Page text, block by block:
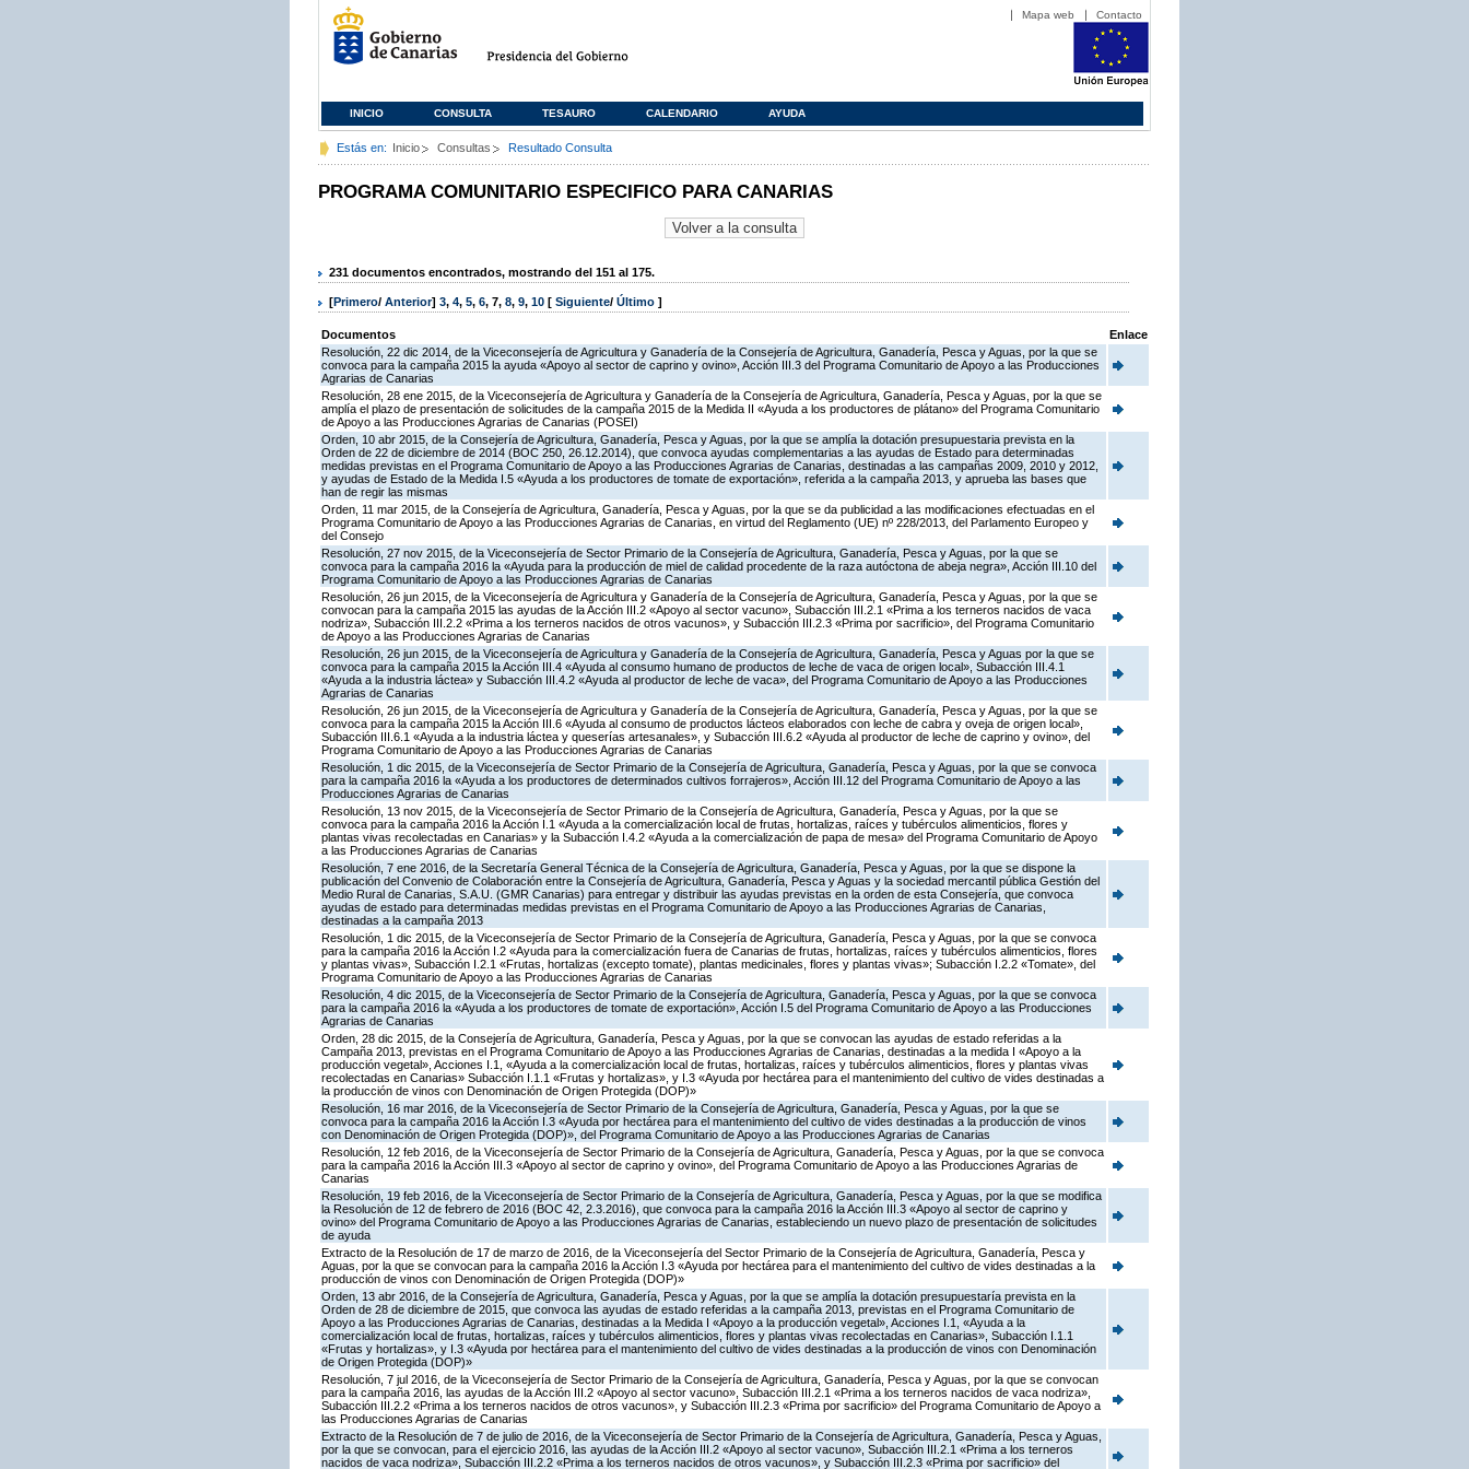
Mapa web Contacto
INICIO CONSULTA TESAURO CALENDARIO AYUDA
Estás en: Inicio Consultas Resultado Consulta
PROGRAMA COMUNITARIO ESPECIFICO PARA CANARIAS
231 documentos encontrados, mostrando del 151 al 175.
[Primero/ Anterior] 3, 4, 5, 6, 7, 8, 9, 10 [ Siguiente/ Último ]
Documentos
Enlace
Resolución, 22 dic 2014, de la Viceconsejería de Agricultura y Ganadería de la Consejería de Agricultura, Ganadería, Pesca y Aguas, por la que se
convoca para la campaña 2015 la ayuda «Apoyo al sector de caprino y ovino», Acción III.3 del Programa Comunitario de Apoyo a las Producciones
Agrarias de Canarias
Resolución, 28 ene 2015, de la Viceconsejería de Agricultura y Ganadería de la Consejería de Agricultura, Ganadería, Pesca y Aguas, por la que se
amplía el plazo de presentación de solicitudes de la campaña 2015 de la Medida II «Ayuda a los productores de plátano» del Programa Comunitario
de Apoyo a las Producciones Agrarias de Canarias (POSEI)
Orden, 10 abr 2015, de la Consejería de Agricultura, Ganadería, Pesca y Aguas, por la que se amplía la dotación presupuestaria prevista en la
Orden de 22 de diciembre de 2014 (BOC 250, 26.12.2014), que convoca ayudas complementarias a las ayudas de Estado para determinadas
medidas previstas en el Programa Comunitario de Apoyo a las Producciones Agrarias de Canarias, destinadas a las campañas 2009, 2010 y 2012,
y ayudas de Estado de la Medida I.5 «Ayuda a los productores de tomate de exportación», referida a la campaña 2013, y aprueba las bases que
han de regir las mismas
Orden, 11 mar 2015, de la Consejería de Agricultura, Ganadería, Pesca y Aguas, por la que se da publicidad a las modificaciones efectuadas en el
Programa Comunitario de Apoyo a las Producciones Agrarias de Canarias, en virtud del Reglamento (UE) nº 228/2013, del Parlamento Europeo y
del Consejo
Resolución, 27 nov 2015, de la Viceconsejería de Sector Primario de la Consejería de Agricultura, Ganadería, Pesca y Aguas, por la que se
convoca para la campaña 2016 la «Ayuda para la producción de miel de calidad procedente de la raza autóctona de abeja negra», Acción III.10 del
Programa Comunitario de Apoyo a las Producciones Agrarias de Canarias
Resolución, 26 jun 2015, de la Viceconsejería de Agricultura y Ganadería de la Consejería de Agricultura, Ganadería, Pesca y Aguas, por la que se
convocan para la campaña 2015 las ayudas de la Acción III.2 «Apoyo al sector vacuno», Subacción III.2.1 «Prima a los terneros nacidos de vaca
nodriza», Subacción III.2.2 «Prima a los terneros nacidos de otros vacunos», y Subacción III.2.3 «Prima por sacrificio», del Programa Comunitario
de Apoyo a las Producciones Agrarias de Canarias
Resolución, 26 jun 2015, de la Viceconsejería de Agricultura y Ganadería de la Consejería de Agricultura, Ganadería, Pesca y Aguas por la que se
convoca para la campaña 2015 la Acción III.4 «Ayuda al consumo humano de productos de leche de vaca de origen local», Subacción III.4.1
«Ayuda a la industria láctea» y Subacción III.4.2 «Ayuda al productor de leche de vaca», del Programa Comunitario de Apoyo a las Producciones
Agrarias de Canarias
Resolución, 26 jun 2015, de la Viceconsejería de Agricultura y Ganadería de la Consejería de Agricultura, Ganadería, Pesca y Aguas, por la que se
convoca para la campaña 2015 la Acción III.6 «Ayuda al consumo de productos lácteos elaborados con leche de cabra y oveja de origen local»,
Subacción III.6.1 «Ayuda a la industria láctea y queserías artesanales», y Subacción III.6.2 «Ayuda al productor de leche de caprino y ovino», del
Programa Comunitario de Apoyo a las Producciones Agrarias de Canarias
Resolución, 1 dic 2015, de la Viceconsejería de Sector Primario de la Consejería de Agricultura, Ganadería, Pesca y Aguas, por la que se convoca
para la campaña 2016 la «Ayuda a los productores de determinados cultivos forrajeros», Acción III.12 del Programa Comunitario de Apoyo a las
Producciones Agrarias de Canarias
Resolución, 13 nov 2015, de la Viceconsejería de Sector Primario de la Consejería de Agricultura, Ganadería, Pesca y Aguas, por la que se
convoca para la campaña 2016 la Acción I.1 «Ayuda a la comercialización local de frutas, hortalizas, raíces y tubérculos alimenticios, flores y
plantas vivas recolectadas en Canarias» y la Subacción I.4.2 «Ayuda a la comercialización de papa de mesa» del Programa Comunitario de Apoyo
a las Producciones Agrarias de Canarias
Resolución, 7 ene 2016, de la Secretaría General Técnica de la Consejería de Agricultura, Ganadería, Pesca y Aguas, por la que se dispone la
publicación del Convenio de Colaboración entre la Consejería de Agricultura, Ganadería, Pesca y Aguas y la sociedad mercantil pública Gestión del
Medio Rural de Canarias, S.A.U. (GMR Canarias) para entregar y distribuir las ayudas previstas en la orden de esta Consejería, que convoca
ayudas de estado para determinadas medidas previstas en el Programa Comunitario de Apoyo a las Producciones Agrarias de Canarias,
destinadas a la campaña 2013
Resolución, 1 dic 2015, de la Viceconsejería de Sector Primario de la Consejería de Agricultura, Ganadería, Pesca y Aguas, por la que se convoca
para la campaña 2016 la Acción I.2 «Ayuda para la comercialización fuera de Canarias de frutas, hortalizas, raíces y tubérculos alimenticios, flores
y plantas vivas», Subacción I.2.1 «Frutas, hortalizas (excepto tomate), plantas medicinales, flores y plantas vivas»; Subacción I.2.2 «Tomate», del
Programa Comunitario de Apoyo a las Producciones Agrarias de Canarias
Resolución, 4 dic 2015, de la Viceconsejería de Sector Primario de la Consejería de Agricultura, Ganadería, Pesca y Aguas, por la que se convoca
para la campaña 2016 la «Ayuda a los productores de tomate de exportación», Acción I.5 del Programa Comunitario de Apoyo a las Producciones
Agrarias de Canarias
Orden, 28 dic 2015, de la Consejería de Agricultura, Ganadería, Pesca y Aguas, por la que se convocan las ayudas de estado referidas a la
Campaña 2013, previstas en el Programa Comunitario de Apoyo a las Producciones Agrarias de Canarias, destinadas a la medida I «Apoyo a la
producción vegetal», Acciones I.1, «Ayuda a la comercialización local de frutas, hortalizas, raíces y tubérculos alimenticios, flores y plantas vivas
recolectadas en Canarias» Subacción I.1.1 «Frutas y hortalizas», y I.3 «Ayuda por hectárea para el mantenimiento del cultivo de vides destinadas a
la producción de vinos con Denominación de Origen Protegida (DOP)»
Resolución, 16 mar 2016, de la Viceconsejería de Sector Primario de la Consejería de Agricultura, Ganadería, Pesca y Aguas, por la que se
convoca para la campaña 2016 la Acción I.3 «Ayuda por hectárea para el mantenimiento del cultivo de vides destinadas a la producción de vinos
con Denominación de Origen Protegida (DOP)», del Programa Comunitario de Apoyo a las Producciones Agrarias de Canarias
Resolución, 12 feb 2016, de la Viceconsejería de Sector Primario de la Consejería de Agricultura, Ganadería, Pesca y Aguas, por la que se convoca
para la campaña 2016 la Acción III.3 «Apoyo al sector de caprino y ovino», del Programa Comunitario de Apoyo a las Producciones Agrarias de
Canarias
Resolución, 19 feb 2016, de la Viceconsejería de Sector Primario de la Consejería de Agricultura, Ganadería, Pesca y Aguas, por la que se modifica
la Resolución de 12 de febrero de 2016 (BOC 42, 2.3.2016), que convoca para la campaña 2016 la Acción III.3 «Apoyo al sector de caprino y
ovino» del Programa Comunitario de Apoyo a las Producciones Agrarias de Canarias, estableciendo un nuevo plazo de presentación de solicitudes
de ayuda
Extracto de la Resolución de 17 de marzo de 2016, de la Viceconsejería del Sector Primario de la Consejería de Agricultura, Ganadería, Pesca y
Aguas, por la que se convocan para la campaña 2016 la Acción I.3 «Ayuda por hectárea para el mantenimiento del cultivo de vides destinadas a la
producción de vinos con Denominación de Origen Protegida (DOP)»
Orden, 13 abr 2016, de la Consejería de Agricultura, Ganadería, Pesca y Aguas, por la que se amplía la dotación presupuestaría prevista en la
Orden de 28 de diciembre de 2015, que convoca las ayudas de estado referidas a la campaña 2013, previstas en el Programa Comunitario de
Apoyo a las Producciones Agrarias de Canarias, destinadas a la Medida I «Apoyo a la producción vegetal», Acciones I.1, «Ayuda a la
comercialización local de frutas, hortalizas, raíces y tubérculos alimenticios, flores y plantas vivas recolectadas en Canarias», Subacción I.1.1
«Frutas y hortalizas», y I.3 «Ayuda por hectárea para el mantenimiento del cultivo de vides destinadas a la producción de vinos con Denominación
de Origen Protegida (DOP)»
Resolución, 7 jul 2016, de la Viceconsejería de Sector Primario de la Consejería de Agricultura, Ganadería, Pesca y Aguas, por la que se convocan
para la campaña 2016, las ayudas de la Acción III.2 «Apoyo al sector vacuno», Subacción III.2.1 «Prima a los terneros nacidos de vaca nodriza»,
Subacción III.2.2 «Prima a los terneros nacidos de otros vacunos», y Subacción III.2.3 «Prima por sacrificio» del Programa Comunitario de Apoyo a
las Producciones Agrarias de Canarias
Extracto de la Resolución de 7 de julio de 2016, de la Viceconsejería de Sector Primario de la Consejería de Agricultura, Ganadería, Pesca y Aguas,
por la que se convocan, para el ejercicio 2016, las ayudas de la Acción III.2 «Apoyo al sector vacuno», Subacción III.2.1 «Prima a los terneros
nacidos de vaca nodriza», Subacción III.2.2 «Prima a los terneros nacidos de otros vacunos», y Subacción III.2.3 «Prima por sacrificio» del